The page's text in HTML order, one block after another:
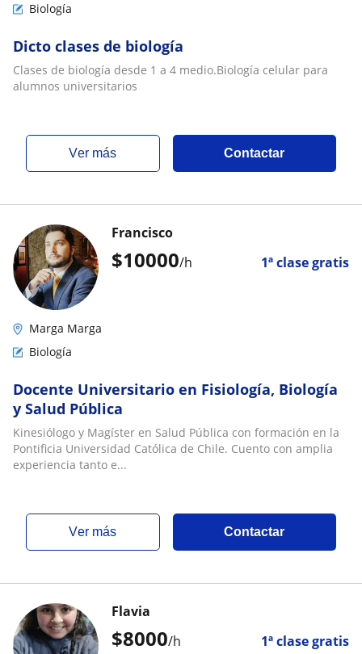
Biología
Dicto clases de biología
Clases de biología desde 1 a 4 medio.Biología celular para
alumnos universitarios
ver más Contactar
$10000/h 1ª clase gratis
Francisco
Marga Marga
Biología
Docente Universitario en Fisiología, Biología
y Salud Pública
Kinesiólogo y Magíster en Salud Pública con formación en la
Pontificia Universidad Católica de Chile. Cuento con amplia
experiencia tanto e...
ver más Contactar
$8000/h 1ª clase gratis
Flavia